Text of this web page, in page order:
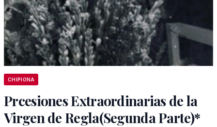
CHIPIONA
Prcesiones Extraordinarias de la
Virgen de Regla(Segunda Parte)*